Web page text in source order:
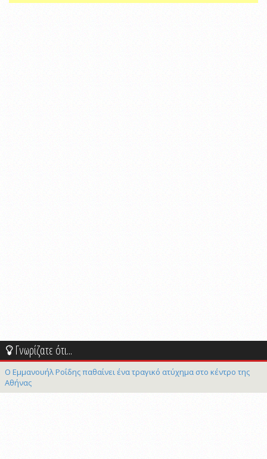
Γνωρίζατε ότι...
Ο Εμμανουήλ Ροΐδης παθαίνει ένα τραγικό ατύχημα στο κέντρο της
Αθήνας